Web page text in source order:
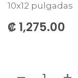
10x12 pulgadas
₡ 1,275.00